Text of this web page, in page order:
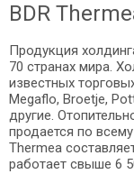
BDR
Продукция
70 странах мира.
известных
Megaflo, Broetje,
другие.
продается по
Thermea
работает свыше 6